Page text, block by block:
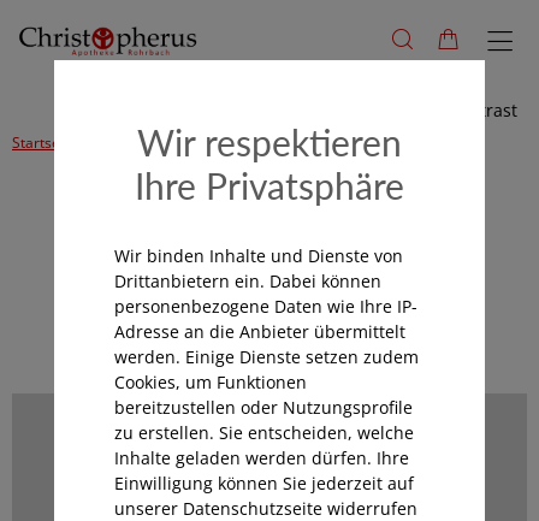
Hoher Kontrast
Startseite Alle Produkte Kind & Familie Baby
Baby
Wir respektieren
Ihre Privatsphäre
Wir binden Inhalte und Dienste von
Drittanbietern ein. Dabei können
personenbezogene Daten wie Ihre IP-
Adresse an die Anbieter übermittelt
werden. Einige Dienste setzen zudem
Cookies, um Funktionen
bereitzustellen oder Nutzungsprofile
zu erstellen. Sie entscheiden, welche
Inhalte geladen werden dürfen. Ihre
Einwilligung können Sie jederzeit auf
unserer Datenschutzseite widerrufen